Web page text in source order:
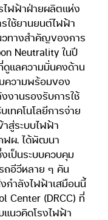
ฟฟ้าฝ่ายผลิตแห่ง
รใช้ยานยนต์ไฟฟ้า
วทางสำคัญของการ
Neutrality ในปี
ดูแลความมั่นคงด้าน
ความพร้อมของ
งานรองรับการใช้
ทคโนโลยีการจ่าย
สู่ระบบไฟฟ้า
ฟผ. ได้พัฒนา
เป็นระบบควบคุม
ถอีวีหลาย ๆ คัน
กำลังไฟฟ้าเสมือนนี้
Center (DRCC) ที่
นวคิดโรงไฟฟ้า